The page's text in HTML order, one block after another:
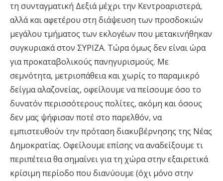
τη συνταγματική Δεξιά μέχρι την Κεντροαριστερά,
αλλά και αφετέρου στη διάψευση των προσδοκιών
μεγάλου τμήματος των εκλογέων που μετακινήθηκαν
συγκυριακά στον ΣΥΡΙΖΑ. Τώρα όμως δεν είναι ώρα
για προκαταβολικούς πανηγυρισμούς. Με
σεμνότητα, μετριοπάθεια και χωρίς το παραμικρό
δείγμα αλαζονείας, οφείλουμε να πείσουμε όσο το
δυνατόν περισσότερους πολίτες, ακόμη και όσους
δεν μας ψήφισαν ποτέ στο παρελθόν, να
εμπιστευθούν την πρόταση διακυβέρνησης της Νέας
Δημοκρατίας. Οφείλουμε επίσης να αναδείξουμε τι
περιπέτεια θα σημαίνει για τη χώρα στην εξαιρετικά
κρίσιμη περίοδο που διανύουμε (όχι μόνο στην